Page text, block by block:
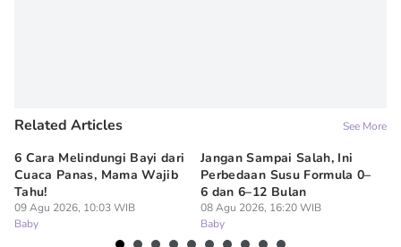
Related Articles See More
6 Cara Melindungi Bayi dari
Cuaca Panas, Mama Wajib
Tahu!
09 Agu 2026, 10:03 WIB
Baby
Jangan Sampai Salah, Ini
Perbedaan Susu Formula 0–
6 dan 6–12 Bulan
08 Agu 2026, 16:20 WIB
Baby